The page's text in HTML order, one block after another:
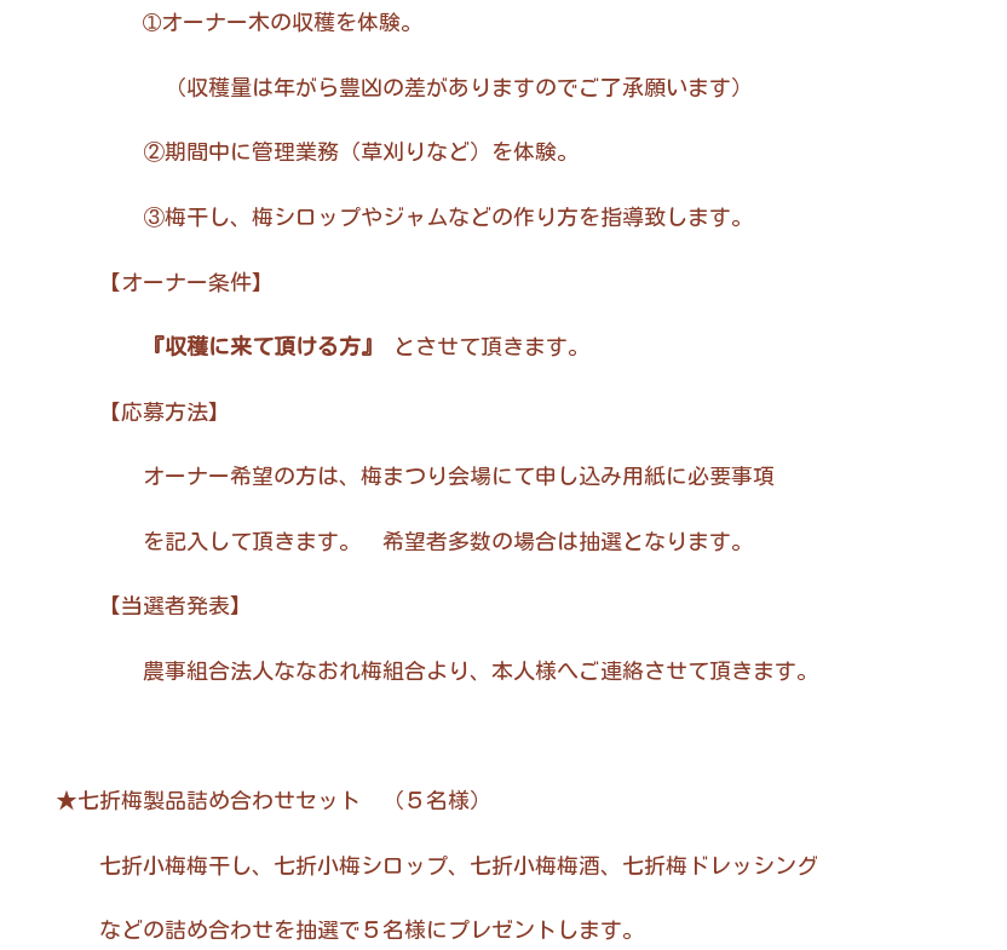
➀オーナー木の収穫を体験。
（収穫量は年がら豊凶の差がありますのでご了承願います）
②期間中に管理業務（草刈りなど）を体験。
③梅干し、梅シロップやジャムなどの作り方を指導致します。
【オーナー条件】
『収穫に来て頂ける方』 とさせて頂きます。
【応募方法】
オーナー希望の方は、梅まつり会場にて申し込み用紙に必要事項
を記入して頂きます。 希望者多数の場合は抽選となります。
【当選者発表】
農事組合法人ななおれ梅組合より、本人様へご連絡させて頂きます。
★七折梅製品詰め合わせセット （５名様）
七折小梅梅干し、七折小梅シロップ、七折小梅梅酒、七折梅ドレッシング
などの詰め合わせを抽選で５名様にプレゼントします。